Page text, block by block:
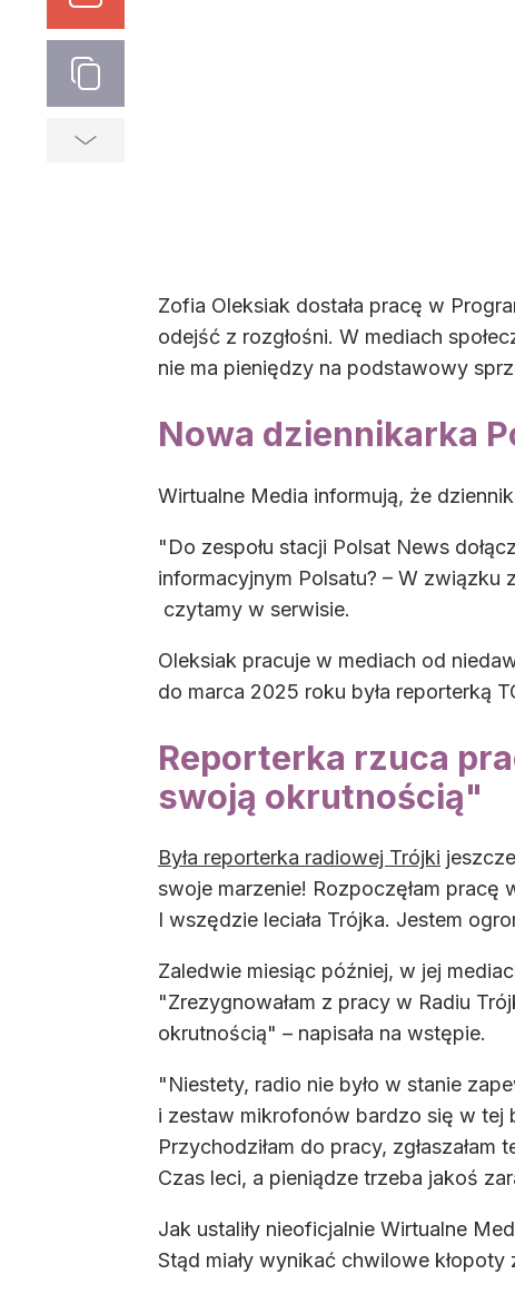
Zofia Oleksiak dostała pracę w
odejść z rozgłośni. W mediach
nie ma pieniędzy na podstawowy
Nowa dziennikarka
Wirtualne Media informują, że
"Do zespołu stacji Polsat News
informacyjnym Polsatu? – W związku
czytamy w serwisie.
Oleksiak pracuje w mediach od
do marca 2025 roku była reporterką
Reporterka rzuca
swoją okrutnością"
Była reporterka radiowej Trójki
swoje marzenie! Rozpoczęłam
I wszędzie leciała Trójka. Jestem
Zaledwie miesiąc później, w jej
"Zrezygnowałam z pracy w Radiu
okrutnością" – napisała na wstępie.
"Niestety, radio nie było w stanie
i zestaw mikrofonów bardzo się w tej
Przychodziłam do pracy,
Czas leci, a pieniądze trzeba jakoś
Jak ustaliły nieoficjalnie Wirtualne
Stąd miały wynikać chwilowe kłopoty